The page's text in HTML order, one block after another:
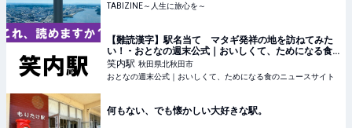
TABIZINE～人生に旅心を～
【難読漢字】駅名当て マタギ発祥の地を訪ねてみた
い！ - おとなの週末公式｜おいしくて、ためになる食
のニュースサイト
笑内駅 秋田県北秋田市
おとなの週末公式｜おいしくて、ためになる食のニュースサイト
何もない、でも懐かしい大好きな駅。